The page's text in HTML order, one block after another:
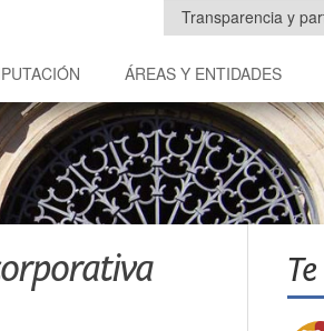
Transparencia y
ÁREAS Y ENTIDADES